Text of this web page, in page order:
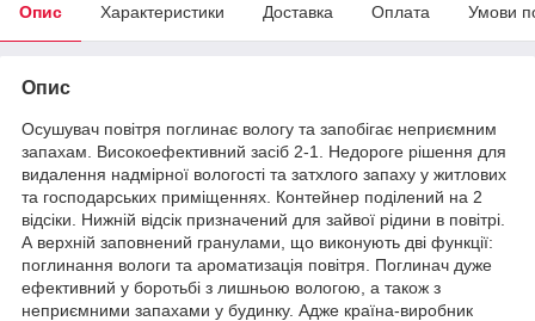
Опис Характеристики Доставка Оплата Умови
Опис
Осушувач повітря поглинає вологу та запобігає неприємним
запахам. Високоефективний засіб 2-1. Недороге рішення для
видалення надмірної вологості та затхлого запаху у житлових
та господарських приміщеннях. Контейнер поділений на 2
відсіки. Нижній відсік призначений для зайвої рідини в повітрі.
А верхній заповнений гранулами, що виконують дві функції:
поглинання вологи та ароматизація повітря. Поглинач дуже
ефективний у боротьбі з лишньою вологою, а також з
неприємними запахами у будинку. Адже країна-виробник